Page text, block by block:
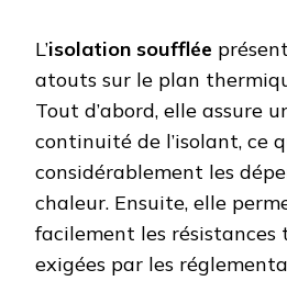
L’isolation soufflée
atouts sur le plan
Tout d’abord, elle assure
continuité de l’isolant, ce
considérablement les
chaleur. Ensuite, elle
facilement les résistances
exigées par les